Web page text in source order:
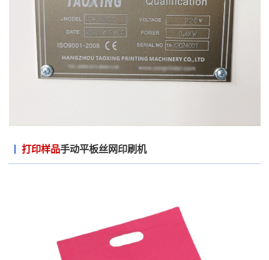
打印样品手动平板丝网印刷机